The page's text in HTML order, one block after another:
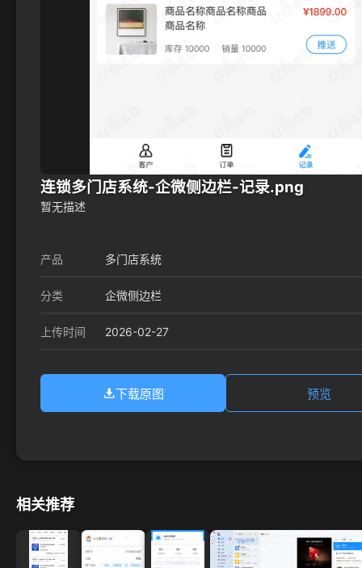
连锁多门店系统-企微侧边栏-记录.png
暂无描述
产品 多门店系统
分类 企微侧边栏
上传时间 2026-02-27
下载原图 预览
相关推荐